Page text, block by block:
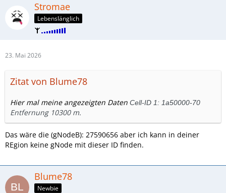
Stromae
Lebenslänglich
23. Mai 2026
Zitat von Blume78
Hier mal meine angezeigten Daten Cell-ID 1: 1a50000-70
Entfernung 10300 m.
Das wäre die (gNodeB): 27590656 aber ich kann in deiner
REgion keine gNode mit dieser ID finden.
Blume78
Newbie